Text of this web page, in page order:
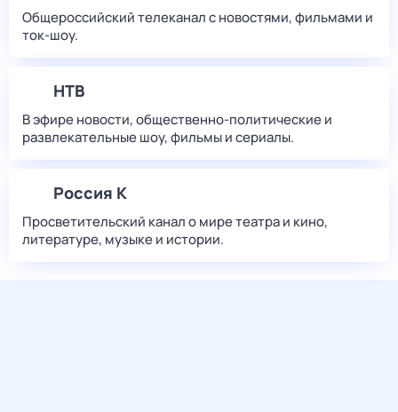
Общероссийский телеканал с новостями, фильмами и
ток-шоу.
НТВ
В эфире новости, общественно-политические и
развлекательные шоу, фильмы и сериалы.
Россия К
Просветительский канал о мире театра и кино,
литературе, музыке и истории.